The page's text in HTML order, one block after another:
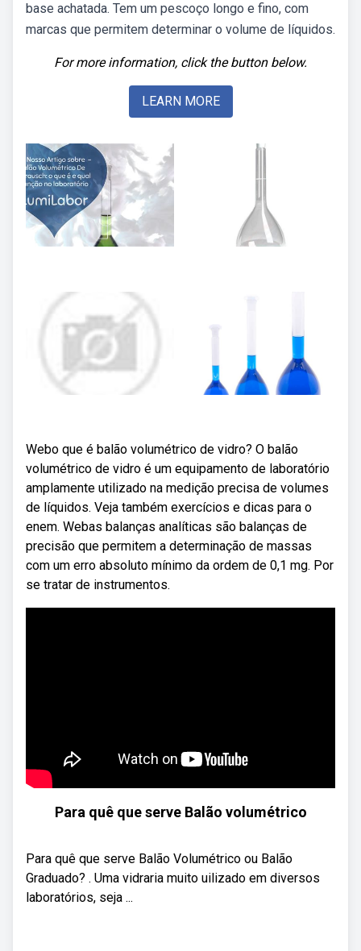
base achatada. Tem um pescoço longo e fino, com
marcas que permitem determinar o volume de líquidos.
For more information, click the button below.
LEARN MORE
Webo que é balão volumétrico de vidro? O balão
volumétrico de vidro é um equipamento de laboratório
amplamente utilizado na medição precisa de volumes
de líquidos. Veja também exercícios e dicas para o
enem. Webas balanças analíticas são balanças de
precisão que permitem a determinação de massas
com um erro absoluto mínimo da ordem de 0,1 mg. Por
se tratar de instrumentos.
Para quê que serve Balão volumétrico
Para quê que serve Balão Volumétrico ou Balão
Graduado? . Uma vidraria muito uilizado em diversos
laboratórios, seja ...